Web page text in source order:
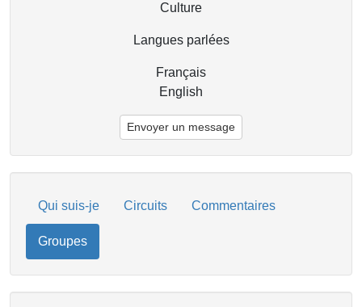
Culture
Langues parlées
Français
English
Envoyer un message
Qui suis-je Circuits Commentaires
Groupes